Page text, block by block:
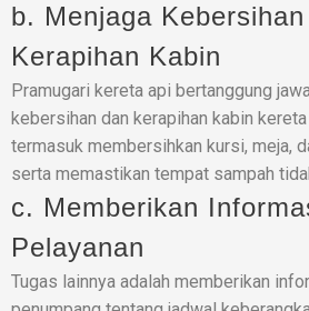
b. Menjaga
Kerapihan Kabin
Pramugari kereta api bertanggung
kebersihan dan kerapihan kabin
termasuk membersihkan kursi, meja,
serta memastikan tempat sampah
c. Memberikan
Pelayanan
Tugas lainnya adalah memberikan